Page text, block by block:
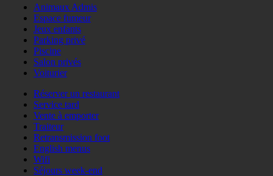
Animaux Admis
Espace fumeur
Jeux enfants
Parking privé
Piscine
Salon privés
Voiturier
Réserver un restaurant
Service tard
Vente à emporter
Traiteur
Retransmission foot
English menus
Wifi
Séjours week-end